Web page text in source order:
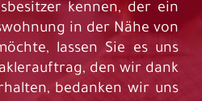
kennen, der ein
in der Nähe von
lassen Sie es uns
den wir dank
bedanken wir uns